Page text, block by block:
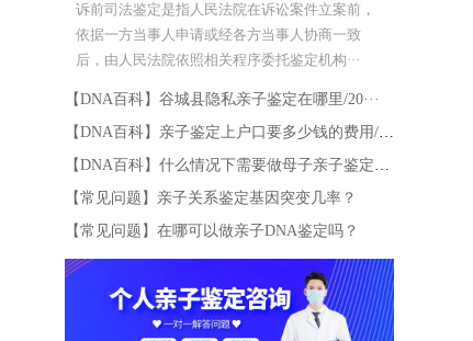
诉前司法鉴定是指人民法院在诉讼案件立案前，
依据一方当事人申请或经各方当事人协商一致
后，由人民法院依照相关程序委托鉴定机构···
【DNA百科】谷城县隐私亲子鉴定在哪里/20···
【DNA百科】亲子鉴定上户口要多少钱的费用/···
【DNA百科】什么情况下需要做母子亲子鉴定，···
【常见问题】亲子关系鉴定基因突变几率？
【常见问题】在哪可以做亲子DNA鉴定吗？